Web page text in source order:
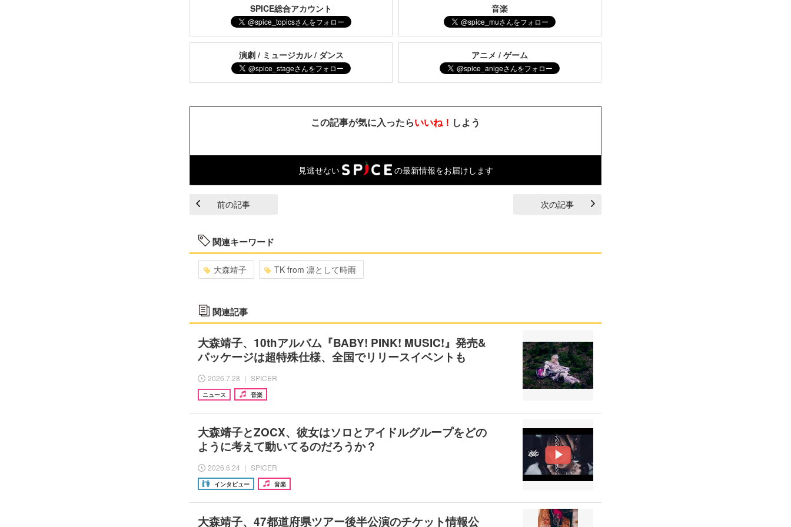
SPICE総合アカウント 音楽
演劇 / ミュージカル / ダンス アニメ / ゲーム
この記事が気に入ったらいいね！ しよう
見逃せない の最新情報をお届けします
前の記事 次の記事
関連キーワード
大森靖子 TK from 凛として時雨
関連記事
大森靖子、10thアルバム『BABY! PINK! MUSIC!』発売&
パッケージは超特殊仕様、全国でリリースイベントも
2026.7.28 ｜ SPICER
ニュース 音楽
大森靖子とZOCX、彼女はソロとアイドルグループをどの
ように考えて動いてるのだろうか？
2026.6.24 ｜ SPICER
インタビュー 音楽
大森靖子、47都道府県ツアー後半公演のチケット情報公